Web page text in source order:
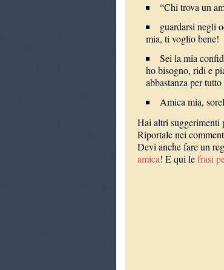
“Chi trova un
guardarsi negli
mia, ti voglio bene!
Sei la mia
ho bisogno, ridi e
abbastanza per
Amica mia,
Hai altri suggerimenti
Riportale nei
Devi anche fare un
amica! E qui lefrasi